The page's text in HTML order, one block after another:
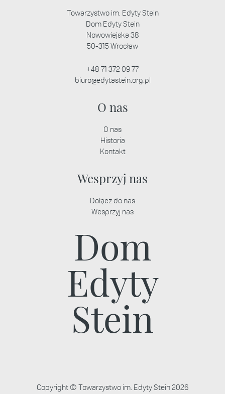
Towarzystwo im. Edyty Stein
Dom Edyty Stein
Nowowiejska 38
50-315 Wrocław
+48 71 372 09 77
biuro@edytastein.org.pl
O nas
O nas
Historia
Kontakt
Wesprzyj nas
Dołącz do nas
Wesprzyj nas
Dom
Edyty
Stein
Copyright © Towarzystwo im. Edyty Stein 2026